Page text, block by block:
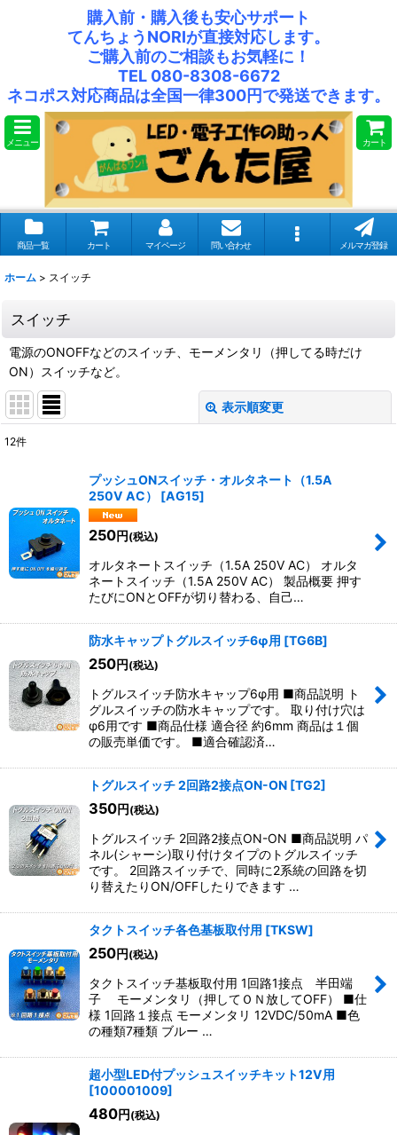
購入前・購入後も安心サポート
てんちょうNORIが直接対応します。
ご購入前のご相談もお気軽に！
TEL 080-8308-6672
ネコポス対応商品は全国一律300円で発送できます。
メニュー カート
商品一覧 カート マイページ 問い合わせ メルマガ登録
ホーム > スイッチ
スイッチ
電源のONOFFなどのスイッチ、モーメンタリ（押してる時だけ
ON）スイッチなど。
表示順変更
並び順:
12件
プッシュONスイッチ・オルタネート（1.5A
250V AC）
[AG15]
250円 (税込)
オルタネートスイッチ（1.5A 250V AC） オルタ
ネートスイッチ（1.5A 250V AC） 製品概要 押す
たびにONとOFFが切り替わる、自己…
防水キャップトグルスイッチ6φ用 [TG6B]
250円 (税込)
トグルスイッチ防水キャップ6φ用 ■商品説明 ト
グルスイッチの防水キャップです。 取り付け穴は
φ6用です ■商品仕様 適合径 約6mm 商品は１個
の販売単価です。 ■適合確認済…
トグルスイッチ 2回路2接点ON-ON [TG2]
350円 (税込)
トグルスイッチ 2回路2接点ON-ON ■商品説明 パ
ネル(シャーシ)取り付けタイプのトグルスイッチ
です。 2回路スイッチで、同時に2系統の回路を切
り替えたりON/OFFしたりできます …
タクトスイッチ各色基板取付用 [TKSW]
250円 (税込)
タクトスイッチ基板取付用 1回路1接点 半田端
子 モーメンタリ（押してＯＮ放してOFF） ■仕
様 1回路１接点 モーメンタリ 12VDC/50mA ■色
の種類7種類 ブルー …
超小型LED付プッシュスイッチキット12V用
[100001009]
480円 (税込)